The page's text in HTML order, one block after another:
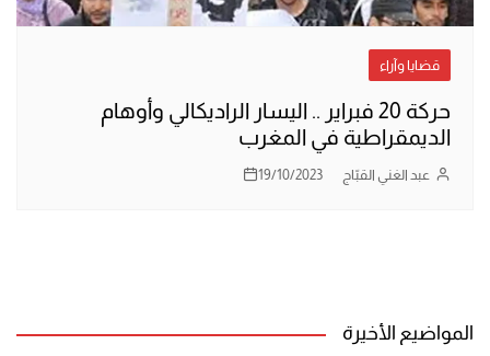
قضايا وآراء
حركة 20 فبراير .. اليسار الراديكالي وأوهام
الديمقراطية في المغرب
عبد الغني القبّاج 19/10/2023
المواضيع الأخيرة